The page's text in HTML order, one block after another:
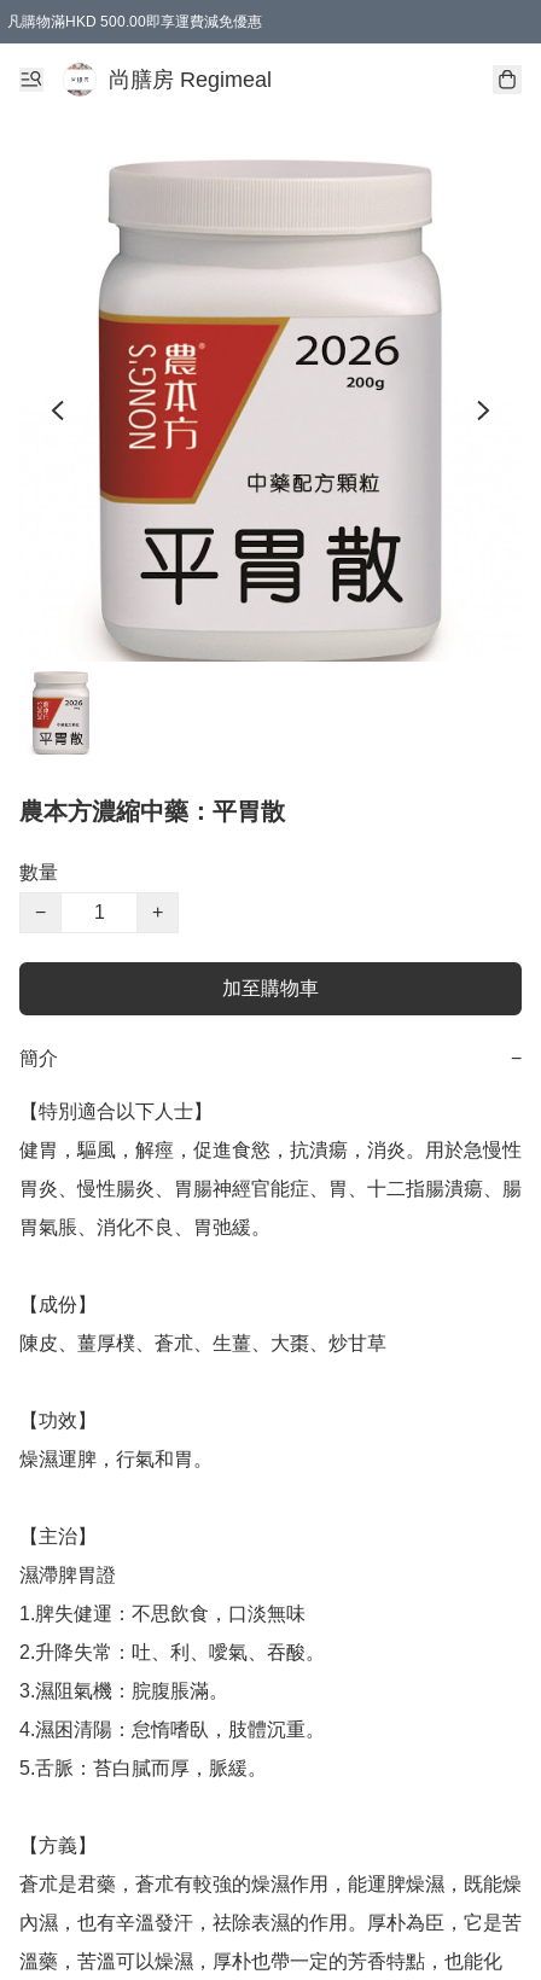
凡購物滿HKD 500.00即享運費減免優惠
尚膳房 Regimeal
農本方濃縮中藥：平胃散
數量
−
+
加至購物車
簡介 −
【特別適合以下人士】
健胃，驅風，解痙，促進食慾，抗潰瘍，消炎。用於急慢性
胃炎、慢性腸炎、胃腸神經官能症、胃、十二指腸潰瘍、腸
胃氣脹、消化不良、胃弛緩。
【成份】
陳皮、薑厚樸、蒼朮、生薑、大棗、炒甘草
【功效】
燥濕運脾，行氣和胃。
【主治】
濕滯脾胃證
1.脾失健運：不思飲食，口淡無味
2.升降失常：吐、利、噯氣、吞酸。
3.濕阻氣機：脘腹脹滿。
4.濕困清陽：怠惰嗜臥，肢體沉重。
5.舌脈：苔白膩而厚，脈緩。
【方義】
蒼朮是君藥，蒼朮有較強的燥濕作用，能運脾燥濕，既能燥
內濕，也有辛溫發汗，祛除表濕的作用。厚朴為臣，它是苦
溫藥，苦溫可以燥濕，厚朴也帶一定的芳香特點，也能化